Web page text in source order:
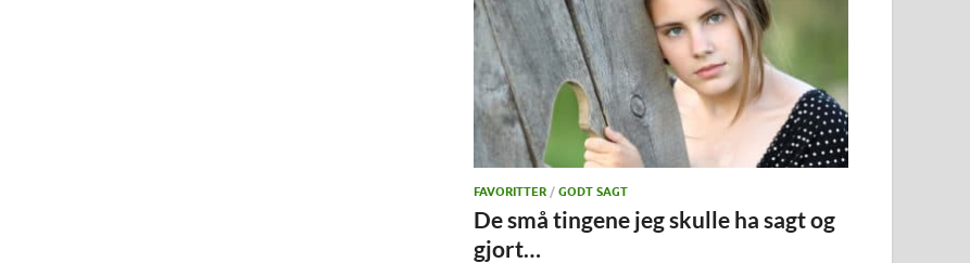
FAVORITTER /GODT SAGT
De små tingene jeg skulle ha sagt og
gjort…